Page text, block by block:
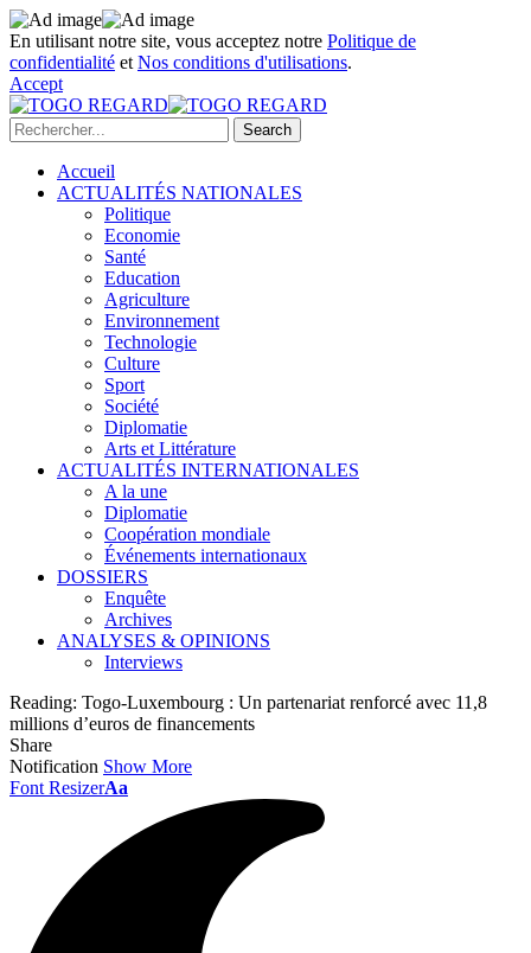
En utilisant notre site, vous acceptez notre Politique de
confidentialité et Nos conditions d'utilisations.
Accept
Accueil
ACTUALITÉS NATIONALES
Politique
Economie
Santé
Education
Agriculture
Environnement
Technologie
Culture
Sport
Société
Diplomatie
Arts et Littérature
ACTUALITÉS INTERNATIONALES
A la une
Diplomatie
Coopération mondiale
Événements internationaux
DOSSIERS
Enquête
Archives
ANALYSES & OPINIONS
Interviews
Reading: Togo-Luxembourg : Un partenariat renforcé avec 11,8
millions d’euros de financements
Share
Notification Show More
Font ResizerAa